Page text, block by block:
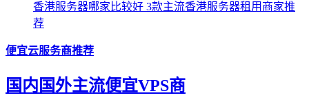
香港服务器哪家比较好 3款主流香港服务器租用商家推
荐
便宜云服务商推荐
国内国外主流便宜VPS商